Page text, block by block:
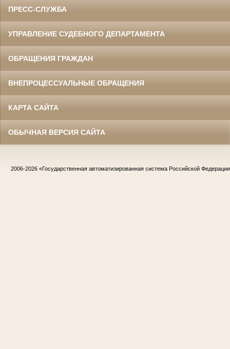
ПРЕСС-СЛУЖБА
УПРАВЛЕНИЕ СУДЕБНОГО ДЕПАРТАМЕНТА
ОБРАЩЕНИЯ ГРАЖДАН
ВНЕПРОЦЕССУАЛЬНЫЕ ОБРАЩЕНИЯ
КАРТА САЙТА
ОБЫЧНАЯ ВЕРСИЯ САЙТА
2006-2026 «Государственная автоматизированная система Российской